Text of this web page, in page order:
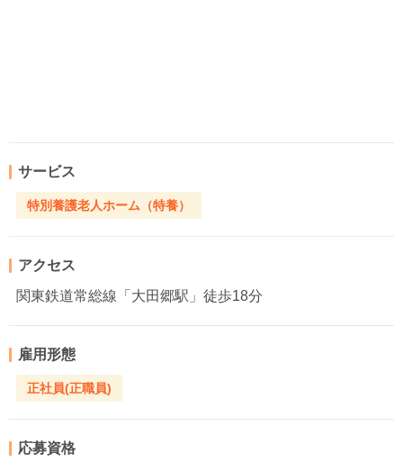
サービス
特別養護老人ホーム（特養）
アクセス
関東鉄道常総線「大田郷駅」徒歩18分
雇用形態
正社員(正職員)
応募資格